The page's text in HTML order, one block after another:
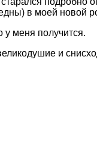
в моей новой
у меня получится.
и